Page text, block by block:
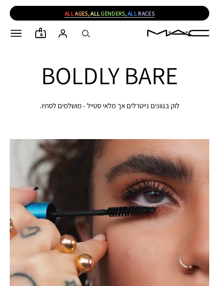
ALLAGES,ALLGENDERS,ALL RACES
0
BOLDLY BARE
לוק בגוונים נייטרלים אך מלאי סטייל - מושלמים לסתיו.